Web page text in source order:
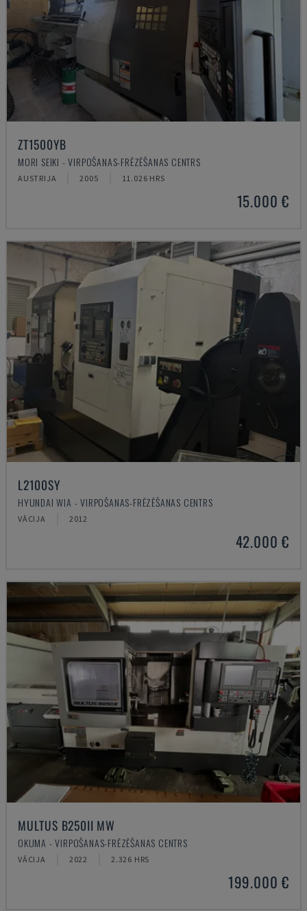
ZT1500YB
MORI SEIKI - VIRPOŠANAS-FRĒZĒŠANAS CENTRS
AUSTRIJA 2005 11.026 HRS
15.000 €
L2100SY
HYUNDAI WIA - VIRPOŠANAS-FRĒZĒŠANAS CENTRS
VĀCIJA 2012
42.000 €
MULTUS B250II MW
OKUMA - VIRPOŠANAS-FRĒZĒŠANAS CENTRS
VĀCIJA 2022 2.326 HRS
199.000 €